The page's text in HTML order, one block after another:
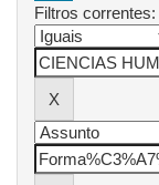
Filtros correntes: